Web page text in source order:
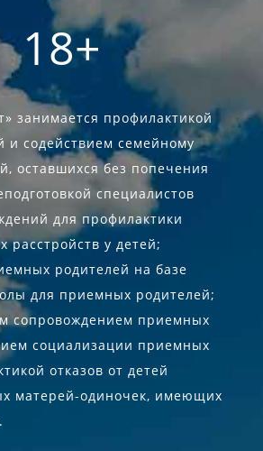
18+
занимается профилактикой
и содействием семейному
оставшихся без попечения
специалистов
для профилактики
расстройств у детей;
родителей на базе
для приемных родителей;
сопровождением приемных
социализации приемных
отказов от детей
матерей-одиночек, имеющих